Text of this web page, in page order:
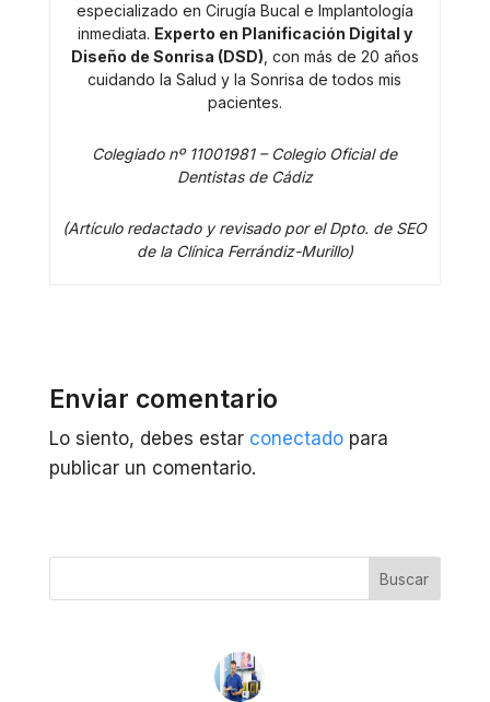
especializado en Cirugía Bucal e Implantología
inmediata. Experto en Planificación Digital y
Diseño de Sonrisa (DSD) , con más de 20 años
cuidando la Salud y la Sonrisa de todos mis
pacientes.
Colegiado nº 11001981 – Colegio Oficial de
Dentistas de Cádiz
(Artículo redactado y revisado por el Dpto. de SEO
de la Clínica Ferrándiz-Murillo)
Enviar comentario
Lo siento, debes estar conectadopara
publicar un comentario.